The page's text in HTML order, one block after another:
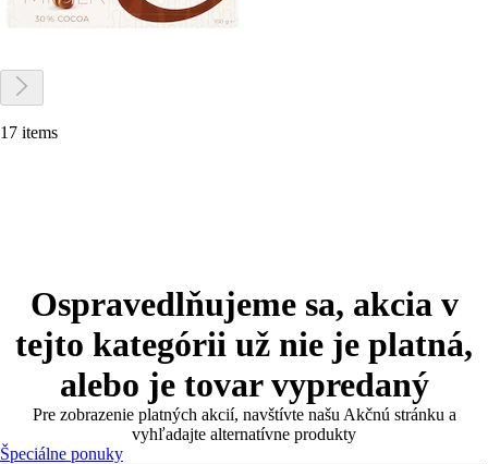
17 items
Ospravedlňujeme sa, akcia v
tejto kategórii už nie je platná,
alebo je tovar vypredaný
Pre zobrazenie platných akcií, navštívte našu Akčnú stránku a
vyhľadajte alternatívne produkty
Špeciálne ponuky